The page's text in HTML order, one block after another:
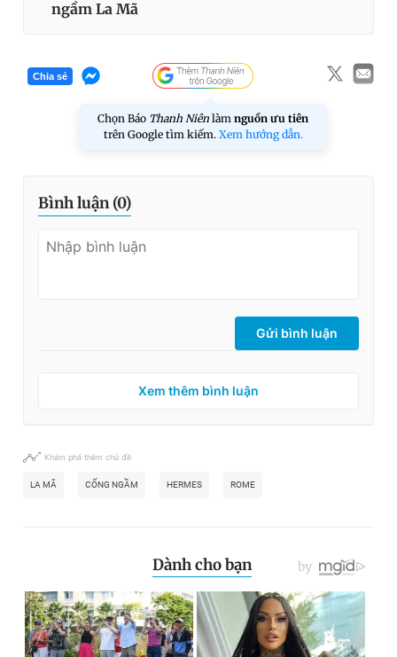
ngầm La Mã
Chia sẻ
Chọn Báo Thanh Niên làm nguồn ưu tiên
trên Google tìm kiếm. Xem hướng dẫn.
Bình luận (0)
Gửi bình luận
Xem thêm bình luận
Khám phá thêm chủ đề
LA MÃ CỐNG NGẦM HERMES ROME